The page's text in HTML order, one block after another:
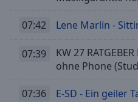
07:42 Lene Marlin -
07:39
KW 27
ohne Phone
07:36 E-SD - Ein geiler